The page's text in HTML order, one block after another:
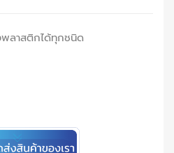
ลาสติกได้ทุกชนิด